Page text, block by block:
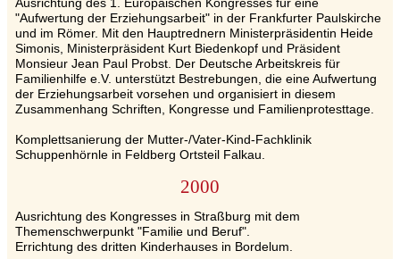
Ausrichtung des 1. Europäischen Kongresses für eine
"Aufwertung der Erziehungsarbeit" in der Frankfurter Paulskirche
und im Römer. Mit den Hauptrednern Ministerpräsidentin Heide
Simonis, Ministerpräsident Kurt Biedenkopf und Präsident
Monsieur Jean Paul Probst. Der Deutsche Arbeitskreis für
Familienhilfe e.V. unterstützt Bestrebungen, die eine Aufwertung
der Erziehungsarbeit vorsehen und organisiert in diesem
Zusammenhang Schriften, Kongresse und Familienprotesttage.
Komplettsanierung der Mutter-/Vater-Kind-Fachklinik
Schuppenhörnle in Feldberg Ortsteil Falkau.
2000
Ausrichtung des Kongresses in Straßburg mit dem
Themenschwerpunkt "Familie und Beruf".
Errichtung des dritten Kinderhauses in Bordelum.